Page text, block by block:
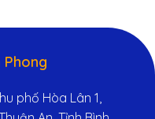
Phong
phố Hòa Lân 1,